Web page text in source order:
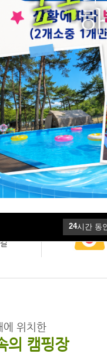
24시간 동
예약상담
에 위치한
의 캠핑장